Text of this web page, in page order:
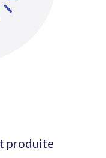
produite